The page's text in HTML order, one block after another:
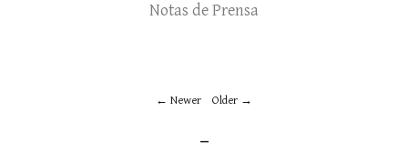
Notas de Prensa
Newer Older
_